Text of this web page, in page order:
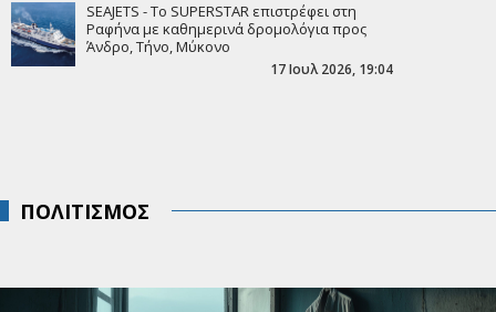
SEAJETS - To SUPERSTAR επιστρέφει στη
Ραφήνα με καθημερινά δρομολόγια προς
Άνδρο, Τήνο, Μύκονο
17 Ιουλ 2026, 19:04
ΠΟΛΙΤΙΣΜΟΣ